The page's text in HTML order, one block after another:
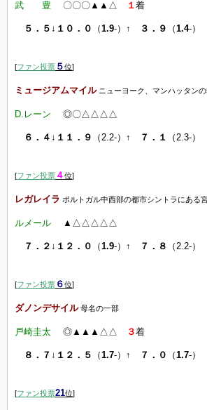
武 豊 〇〇〇▲▲△ １ 着
５．５ ↓ １０．０ （1.9-）↑ ３．９ （1.4-）
[ファン投票 ５位]
ミュージアムマイルニューヨーク、マンハッタン
D.レーン ◎〇△△△△
６．４ ↓ １１．９ （2.2-）↑ ７．１ （2.3-）
[ファン投票 ４位]
レガレイラ ポルトガル中西部の都市シントラにある
ルメール ▲△△△△△
７．２ ↓ １２．０ （1.9-）↑ ７．８ （2.2-）
[ファン投票 ６位]
ダノンデサイル母名の一部
戸崎圭太 ◎▲▲▲△△ ３着
８．７ ↓ １２．５ （1.7-）↑ ７．０ （1.7-）
[ファン投票21位]